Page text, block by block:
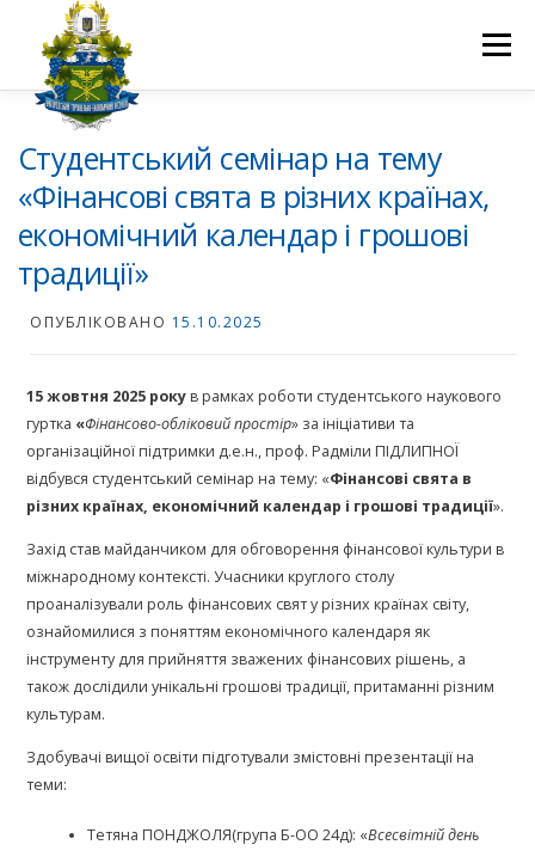
Меню
ПРО НАС
ВСТУП 2026 ВОЛОНТЕРСТВО КОНТАКТИ
Студентський семінар на тему
«Фінансові свята в різних країнах,
економічний календар і грошові
традиції»
ОПУБЛІКОВАНО 15.10.2025
15 жовтня 2025 року в рамках роботи студентського наукового
гуртка «Фінансово-обліковий простір» за ініціативи та
організаційної підтримки д.е.н., проф. Радміли ПІДЛИПНОЇ
відбувся студентський семінар на тему: «Фінансові свята в
різних країнах, економічний календар і грошові традиції».
Захід став майданчиком для обговорення фінансової культури в
міжнародному контексті. Учасники круглого столу
проаналізували роль фінансових свят у різних країнах світу,
ознайомилися з поняттям економічного календаря як
інструменту для прийняття зважених фінансових рішень, а
також дослідили унікальні грошові традиції, притаманні різним
культурам.
Здобувачі вищої освіти підготували змістовні презентації на
теми:
Тетяна ПОНДЖОЛЯ(група Б-ОО 24д): «Всесвітній день